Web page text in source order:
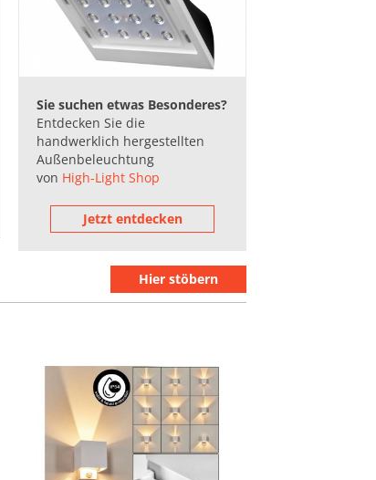
Sie suchen etwas Besonderes?
Entdecken Sie die
handwerklich hergestellten
Außenbeleuchtung
von High-Light Shop
Jetzt entdecken
Hier stöbern